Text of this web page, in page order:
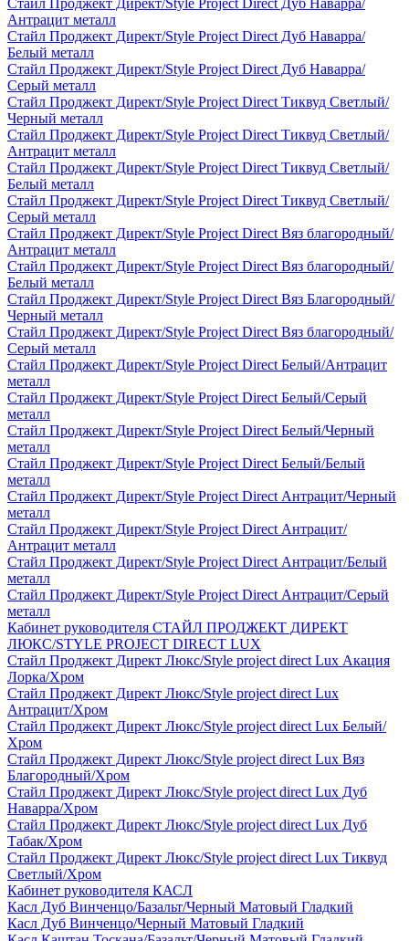
Стайл Проджект Директ/Style Project Direct Дуб Наварра/
Антрацит металл
Стайл Проджект Директ/Style Project Direct Дуб Наварра/
Белый металл
Стайл Проджект Директ/Style Project Direct Дуб Наварра/
Серый металл
Стайл Проджект Директ/Style Project Direct Тиквуд Светлый/
Черный металл
Стайл Проджект Директ/Style Project Direct Тиквуд Светлый/
Антрацит металл
Стайл Проджект Директ/Style Project Direct Тиквуд Светлый/
Белый металл
Стайл Проджект Директ/Style Project Direct Тиквуд Светлый/
Серый металл
Стайл Проджект Директ/Style Project Direct Вяз благородный/
Антрацит металл
Стайл Проджект Директ/Style Project Direct Вяз благородный/
Белый металл
Стайл Проджект Директ/Style Project Direct Вяз Благородный/
Черный металл
Стайл Проджект Директ/Style Project Direct Вяз благородный/
Серый металл
Стайл Проджект Директ/Style Project Direct Белый/Антрацит
металл
Стайл Проджект Директ/Style Project Direct Белый/Серый
металл
Стайл Проджект Директ/Style Project Direct Белый/Черный
металл
Стайл Проджект Директ/Style Project Direct Белый/Белый
металл
Стайл Проджект Директ/Style Project Direct Антрацит/Черный
металл
Стайл Проджект Директ/Style Project Direct Антрацит/
Антрацит металл
Стайл Проджект Директ/Style Project Direct Антрацит/Белый
металл
Стайл Проджект Директ/Style Project Direct Антрацит/Серый
металл
Кабинет руководителя СТАЙЛ ПРОДЖЕКТ ДИРЕКТ
ЛЮКС/STYLE PROJECT DIRECT LUX
Стайл Проджект Директ Люкс/Style project direct Lux Акация
Лорка/Хром
Стайл Проджект Директ Люкс/Style project direct Lux
Антрацит/Хром
Стайл Проджект Директ Люкс/Style project direct Lux Белый/
Хром
Стайл Проджект Директ Люкс/Style project direct Lux Вяз
Благородный/Хром
Стайл Проджект Директ Люкс/Style project direct Lux Дуб
Наварра/Хром
Стайл Проджект Директ Люкс/Style project direct Lux Дуб
Табак/Хром
Стайл Проджект Директ Люкс/Style project direct Lux Тиквуд
Светлый/Хром
Кабинет руководителя КАСЛ
Касл Дуб Винченцо/Базальт/Черный Матовый Гладкий
Касл Дуб Винченцо/Черный Матовый Гладкий